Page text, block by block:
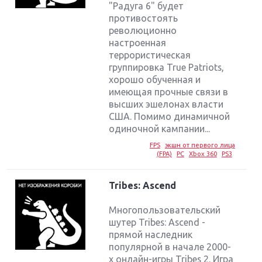
"Радуга 6" будет
противостоять
революционно
настроенная
террористическая
группировка True Patriots,
хорошо обученная и
имеющая прочные связи в
высших эшелонах власти
США. Помимо динамичной
одиночной кампании...
FPS
экшн от первого лица
(FPA)
PC Xbox 360 PS3
Tribes: Ascend
Многопользовательский
шутер Tribes: Ascend -
прямой наследник
популярной в начале 2000-
х онлайн-игры Tribes 2. Игра